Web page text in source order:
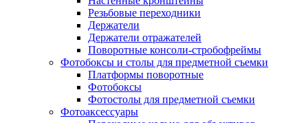
Резьбовые переходники
Держатели
Держатели отражателей
Поворотные консоли-стробофреймы
Фотобоксы и столы для предметной съемки
Платформы поворотные
Фотобоксы
Фотостолы для предметной съемки
Фотоаксессуары